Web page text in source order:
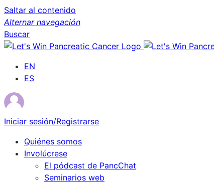
Saltar al contenido
Alternar navegación
Buscar
EN
ES
Iniciar sesión/Registrarse
Quiénes somos
Involúcrese
El pódcast de PancChat
Seminarios web